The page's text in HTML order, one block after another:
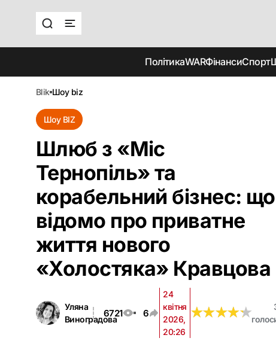
ПолітикаWARФінансиСпорт
blik шоу biz
Шоу BIZ
Шлюб з «Міс
Тернопіль» та
корабельний бізнес: що
відомо про приватне
життя нового
«Холостяка» Кравцова
Уляна
Виноградова
6721 6
24
квітня
2026,
20:26
★★★★★
★★★★★